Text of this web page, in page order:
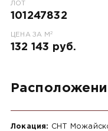
ЛОТ
101247832
ЦЕНА ЗА М 2
132 143 руб.
Локация: СНТ